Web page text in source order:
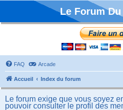
Le Forum
FAQ Arcade
Accueil Index du forum
Le forum exige que vous soyez
pouvoir consulter le profil des